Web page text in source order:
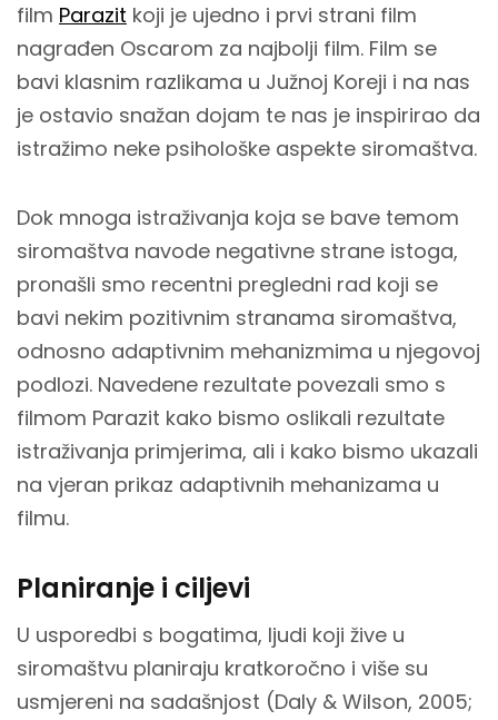
film Parazit koji je ujedno i prvi strani film
nagrađen Oscarom za najbolji film. Film se
bavi klasnim razlikama u Južnoj Koreji i na nas
je ostavio snažan dojam te nas je inspirirao da
istražimo neke psihološke aspekte siromaštva.
Dok mnoga istraživanja koja se bave temom
siromaštva navode negativne strane istoga,
pronašli smo recentni pregledni rad koji se
bavi nekim pozitivnim stranama siromaštva,
odnosno adaptivnim mehanizmima u njegovoj
podlozi. Navedene rezultate povezali smo s
filmom Parazit kako bismo oslikali rezultate
istraživanja primjerima, ali i kako bismo ukazali
na vjeran prikaz adaptivnih mehanizama u
filmu.
Planiranje i ciljevi
U usporedbi s bogatima, ljudi koji žive u
siromaštvu planiraju kratkoročno i više su
usmjereni na sadašnjost (Daly & Wilson, 2005;